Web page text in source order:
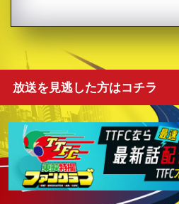
放送を見逃した方はコチラ